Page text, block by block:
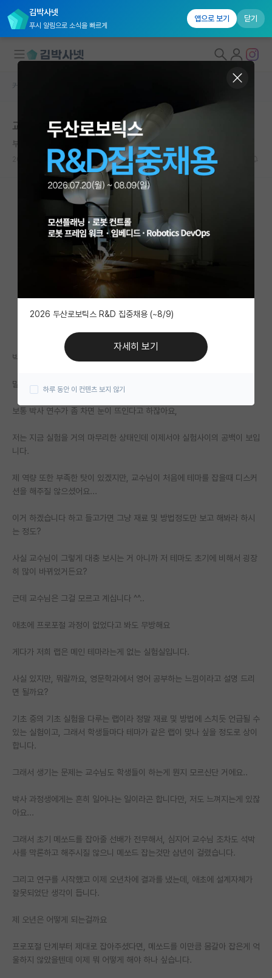
김박사넷
푸시 알림으로 소식을 빠르게
앱으로 보기 닫기
국내대학원 정보
연구실&오픈랩
커뮤니티
커뮤니티 홈
전체글보기
베스트 게시판
IF 명예의전당
자유 게시판(아무개랩)
미국 유학 게시판
미국 대학원 합격 후기 게시판
대학원 합격 후기 게시판
연구실(PI) 홍보 게시판
석박사 채용 정보 게시판
학부 인턴 게시판
취업 게시판
PI 전용 게시판
학술 정보 게시판
커리어
반도체 아카데미
커뮤니티 홈
교수님이 역량 부족해보여요
부지런한 닐스 보어
14 14858
박사 과정 중인데요,
말 그대로 교수님 역량이 부족해보여요
보통 박사 연수가 좀 차면 눈이 뜨인다고 하잖아요,
저는 지금 실험을 거의 마무리한 상태인데 이제서야 실험사이의 공백이 보입
니다.
제 역량 또한 부족한 탓이 있겠지만, 교수님이 처음에 테마를 잡을때 디스커
션을 해주질 않으셨어요...
이거 하겠습니다 하고 들고가면 그냥 재료 및 방법정도만 보고 해봐라 하시
는 정도?
사실 교수님이 그렇게 대충 보시는 거 아니까 저 테마도 초기에 비해서 굉장
히 많이 바뀌었거든요?
근데 교수님은 그걸 모르고 계십니다 ^^..
애초에 프로포절 과정이 없었다고 봐도 무방해요
게다가 저희 랩은 메인 테마라는게 없는 실험실입니다.
사실 있지만, 뭐랄까요, 영문학과에서 영어 공부하는 느낌이라고 설명 드리
면 될까요?
기초 중의 기초 실험을 다루는 랩이라 정말 재료 및 방법에 스치듯 언급될 수
있는 실험이고, 그래서 학생들마다 테마가 같은 랩이 맞나 싶을 정도로 상이
합니다.
그래서 생기는 문제는 교수님도 학생들이 하는게 뭔지 모르신단 거에요..
박사 과정생에게는 흔히 일어나는 일이라곤 합니다만, 저도 느껴지는게 있잖
아요...
그래서 초기 메쏘드를 잡아줄 선배가 전무해서, 심지어 교수님 조차도 석박
사를 막론하고 해주시질 않으니 메쏘드 잡는것만 삼년이 걸렸습니다.
그리고 연구를 시작했고 이제 오년차에 결과를 냈는데, 애초에 설계자체가
잘못되었단 생각이 듭니다.
제 오년은 어떻게 되는걸까요
프로포절 단계부터 제대로 잡아주셨다면, 메쏘드를 이만큼 몸갈아 잡은게 억
울하지 않았을텐데 이제 뭐 어떻게 해야 하나 싶습니다.
2026 두산로보틱스 R&D 집중채용 (~8/9)
자세히 보기
하루 동안 이 컨텐츠 보지 않기